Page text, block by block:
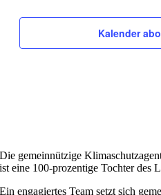
2025
Mai
2025
Tag.
Mai
2025
Tag.
Mai
2025
Tag.
Mai
2025
Tag.
Mai
2025
Tag.
Mai
2025
Tag.
Juni
2025
Tag.
Kalender
Die gemeinnützige
ist eine 100-prozentige Tochter des
Ein engagiertes Team setzt sich